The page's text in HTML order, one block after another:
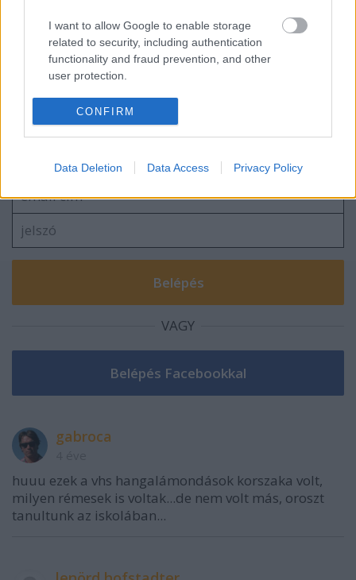
I want to allow Google to enable storage
related to security, including authentication
functionality and fraud prevention, and other
user protection.
CONFIRM
Data Deletion Data Access Privacy Policy
Kistotál: Filmreform és unortodox
vetítésélmények
Szólj hozzá!
A hozzászóláshoz be kell lépned!
VAGY
gabroca
huuu ezek a vhs hangalámondások korszaka volt,
milyen rémesek is voltak...de nem volt más, oroszt
tanultunk az iskolában...